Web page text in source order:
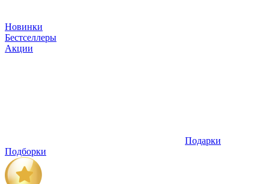
Новинки
Бестселлеры
Акции
Подарки
Подборки